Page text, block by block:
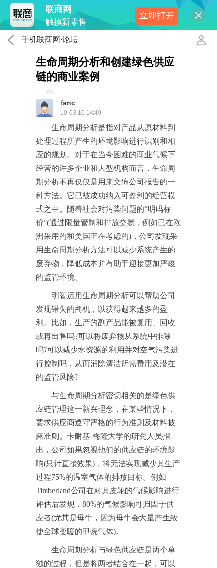
联商网
触摸新零售
立即打开
手机联商网·论坛
生命周期分析和创建绿色供应
链的商业案例
fanc
10-03-10 14:49
生命周期分析是指对产品从原材料到
处理过程所产生的环境影响进行识别和相
应的规划。对于在当今困难的商业气候下
经营的许多企业和大型机构而言，生命周
期分析不再仅仅是用来文饰公司报告的一
种方法。它已被成功纳入可盈利的经营模
式之中。随着社会对污染问题的“明码标
价”(通过限量管制和排放交易，例如已在欧
洲采用的和美国正在考虑的)，公司发现采
用生命周期分析方法可以减少系统产生的
废弃物，降低成本并有助于迎接更加严峻
的监管环境。
明智运用生命周期分析可以帮助公司
发现错失的商机，以获得越来越多的盈
利。比如，生产的副产品能被复用、回收
或再出售吗?可以将废弃物从系统中排除
吗?可以减少水资源的利用并对空气污染进
行控制吗，从而消除清洁所需费用及潜在
的监管风险?
与生命周期分析密切相关的是绿色供
应链管理这一新兴理念，在某些情况下，
要求供应商遵守严格的行为准则及材料披
露准则。卡耐基-梅隆大学的研究人员指
出，公司如果忽视他们的供应链的环境影
响(只计直接效果)，将无法实现减少其生产
过程75%的温室气体的排放目标。例如，
Timberland公司在对其皮靴的气候影响进行
评估后发现，80%的气候影响可归因于供
应者(尤其是母牛，因为母牛会大量产生致
使全球变暖的甲烷气体)。
生命周期分析与绿色供应链是两个单
独的过程，但是将两者结合在一起，可以